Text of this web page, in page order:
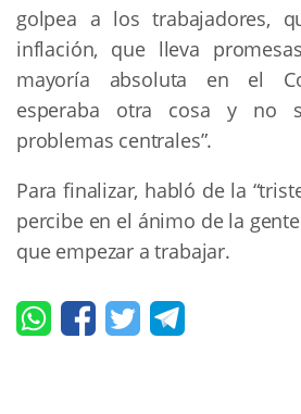
golpea a los trabajadores,
inflación, que lleva
mayoría absoluta en el
esperaba otra cosa y no
problemas centrales”.
Para finalizar, habló de la
percibe en el ánimo de la
que empezar a trabajar.